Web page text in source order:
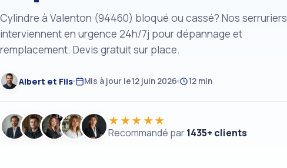
Cylindre à Valenton (94460) bloqué ou cassé? Nos serruriers
interviennent en urgence 24h/7j pour dépannage et
remplacement. Devis gratuit sur place.
Albert et Fils Mis à jour le12 juin 2026 12 min
★★★★★
Recommandé par1435+ clients